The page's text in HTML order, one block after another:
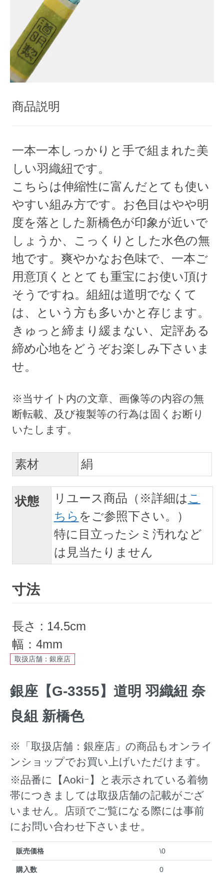
商品説明
一本一本しっかりと手で組まれた美
しい羽織紐です。
こちらは伸縮性に富んだとても使い
やすい組み方です。お色目はやや明
度を落とした新橋色が印象が近いで
しょうか、こっくりとした水色の無
地です。爽やかなお色味で、一本ご
用意頂くととても重宝にお使い頂け
そうですね。組紐は道明でなくて
は、という方も多いかと存じます。
きゅっと締まり緩まない、定評ある
締め心地をどうぞお楽しみ下さいま
せ。
素材 絹
状態 リユース商品（※詳細は こ
ちら をご参照下さい。）
特に目立ったシミ汚れなど
は見当たりません
寸法
長さ : 14.5cm
幅：4mm
取扱店舗：銀座店
銀座【G-3355】道明 羽織紐 奈
良組 新橋色
※「取扱店舗：銀座店」の商品もオンライ
ンショップでお買い上げいただけます。
※品番に【Aokiｰ】と表示されている着物
帯につきましては取扱店舗の記載がござ
いません。店頭でご覧になる際には事前
にお問い合わせ下さいませ。
販売価格 \0
購入数 0